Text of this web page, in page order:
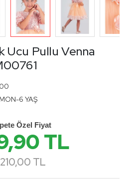
Ucu Pullu Venna
6 YAŞ
Özel Fiyat
TL
TL